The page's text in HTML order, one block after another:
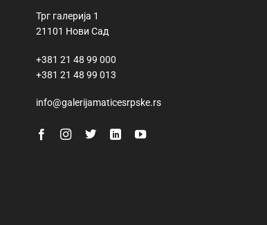
Трг галерија 1
21101 Нови Сад
+381 21 48 99 000
+381 21 48 99 013
info@galerijamaticesrpske.rs